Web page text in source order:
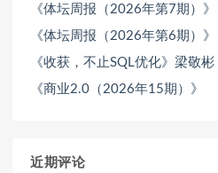
《体坛周报（2026年第7期）》
《体坛周报（2026年第6期）》
《收获，不止SQL优化》梁敬彬
《商业2.0（2026年15期）》
近期评论